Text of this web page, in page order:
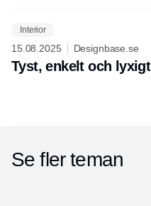
Interior
15.08.2025 Designbase.se
Tyst, enkelt och lyxigt
Se fler teman